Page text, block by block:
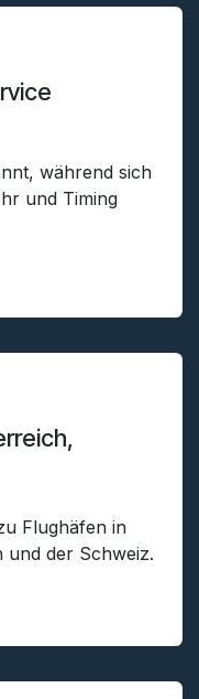
während sich
und Timing
Flughäfen in
und der Schweiz.